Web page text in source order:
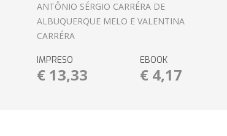
ANTÔNIO SÉRGIO CARRÉRA DE
ALBUQUERQUE MELO E VALENTINA
CARRÉRA
IMPRESO
€ 13,33
EBOOK
€ 4,17